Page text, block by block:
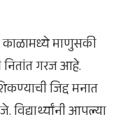
माणुसकी
नितांत गरज आहे.
जिद्द मनात
विद्यार्थ्यांनी आपल्या